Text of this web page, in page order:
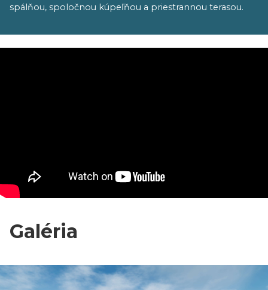
spálňou, spoločnou kúpeľňou a priestrannou terasou.
Galéria